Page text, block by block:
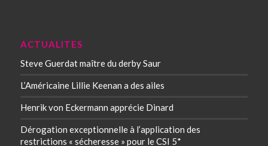
ACTUALITES
Steve Guerdat maître du derby Saur
L’Américaine Lillie Keenan a des ailes
Henrik von Eckermann apprécie Dinard
Dérogation exceptionnelle à l’application des
restrictions « sécheresse » pour le CSI 5*